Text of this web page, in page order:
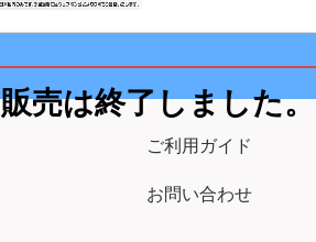
販売は終了しました。
ご利用ガイド
お問い合わせ